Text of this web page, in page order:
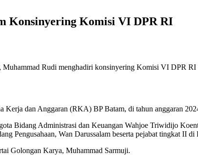
Konsinyering Komisi VI DPR RI
Muhammad Rudi menghadiri konsinyering Komisi VI DPR
Kerja dan Anggaran (RKA) BP Batam, di tahun anggaran
Bidang Administrasi dan Keuangan Wahjoe Triwidijo
Pengusahaan, Wan Darussalam beserta pejabat tingkat II
Golongan Karya, Muhammad Sarmuji.